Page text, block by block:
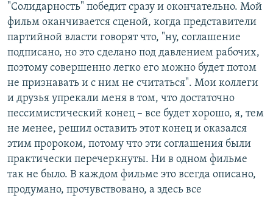
"Солидарность" победит сразу и окончательно. Мой
фильм оканчивается сценой, когда представители
партийной власти говорят что, "ну, соглашение
подписано, но это сделано под давлением рабочих,
поэтому совершенно легко его можно будет потом
не признавать и с ним не считаться". Мои коллеги
и друзья упрекали меня в том, что достаточно
пессимистический конец – все будет хорошо, я, тем
не менее, решил оставить этот конец и оказался
этим пророком, потому что эти соглашения были
практически перечеркнуты. Ни в одном фильме
так не было. В каждом фильме это всегда описано,
продумано, прочувствовано, а здесь все